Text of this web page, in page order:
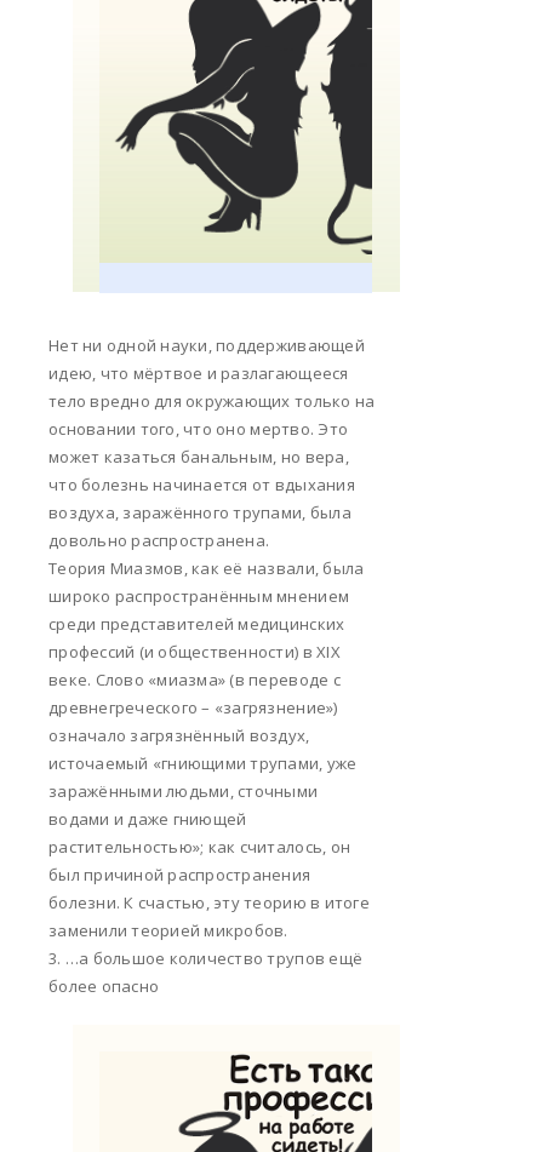
Нет ни одной науки, поддерживающей
идею, что мёртвое и разлагающееся
тело вредно для окружающих только на
основании того, что оно мертво. Это
может казаться банальным, но вера,
что болезнь начинается от вдыхания
воздуха, заражённого трупами, была
довольно распространена.
Теория Миазмов, как её назвали, была
широко распространённым мнением
среди представителей медицинских
профессий (и общественности) в XIX
веке. Слово «миазма» (в переводе с
древнегреческого – «загрязнение»)
означало загрязнённый воздух,
источаемый «гниющими трупами, уже
заражёнными людьми, сточными
водами и даже гниющей
растительностью»; как считалось, он
был причиной распространения
болезни. К счастью, эту теорию в итоге
заменили теорией микробов.
3. …а большое количество трупов ещё
более опасно